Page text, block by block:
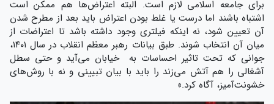
برای جامعه اسلامی لازم است. البته اعتراض‌ها هم ممکن است
اشتباه باشند اما درست یا غلط بودن اعتراض باید بعد از مطرح شدن
آن تعیین شود، نه اینکه فیلتری وجود داشته باشد تا اعتراضات از
میان آن انتخاب شوند. طبق بیانات رهبر معظم انقلاب در سال ۱۴۰۱،
جوانی که تحت تاثیر احساسات به خیابان می‌آید و حتی سطل
آشغالی را هم آتش می‌زند را باید با بیان تبیینی و نه با روش‌های
خشونت‌آمیز، آگاه کرد.»